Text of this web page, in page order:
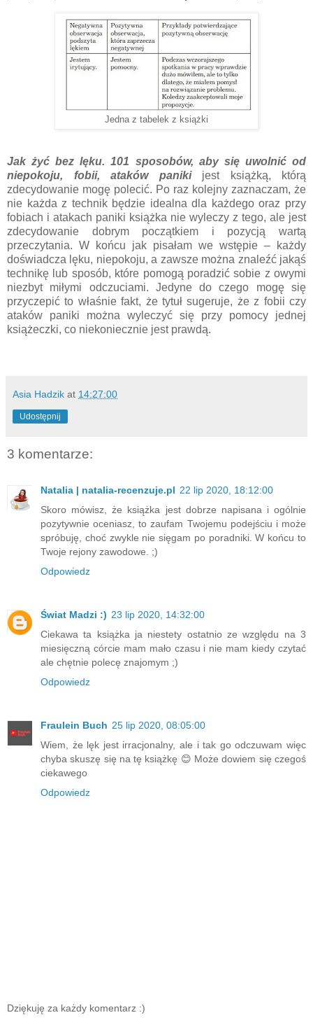
Jedna z tabelek z książki
Jak żyć bez lęku. 101 sposobów, aby się uwolnić od
niepokoju, fobii, ataków panikijest książką, którą
zdecydowanie mogę polecić. Po raz kolejny zaznaczam, że
nie każda z technik będzie idealna dla każdego oraz przy
fobiach i atakach paniki książka nie wyleczy z tego, ale jest
zdecydowanie dobrym początkiem i pozycją wartą
przeczytania. W końcu jak pisałam we wstępie – każdy
doświadcza lęku, niepokoju, a zawsze można znaleźć jakąś
technikę lub sposób, które pomogą poradzić sobie z owymi
niezbyt miłymi odczuciami. Jedyne do czego mogę się
przyczepić to właśnie fakt, że tytuł sugeruje, że z fobii czy
ataków paniki można wyleczyć się przy pomocy jednej
książeczki, co niekoniecznie jest prawdą.
Asia Hadzik at 14:27:00
Udostępnij
3 komentarze:
Natalia | natalia-recenzuje.pl 22 lip 2020, 18:12:00
Skoro mówisz, że książka jest dobrze napisana i ogólnie
pozytywnie oceniasz, to zaufam Twojemu podejściu i może
spróbuję, choć zwykle nie sięgam po poradniki. W końcu to
Twoje rejony zawodowe. ;)
Odpowiedz
Świat Madzi :) 23 lip 2020, 14:32:00
Ciekawa ta książka ja niestety ostatnio ze względu na 3
miesięczną córcie mam mało czasu i nie mam kiedy czytać
ale chętnie polecę znajomym ;)
Odpowiedz
Fraulein Buch 25 lip 2020, 08:05:00
Wiem, że lęk jest irracjonalny, ale i tak go odczuwam więc
chyba skuszę się na tę książkę 😊 Może dowiem się czegoś
ciekawego
Odpowiedz
Dziękuję za każdy komentarz :)